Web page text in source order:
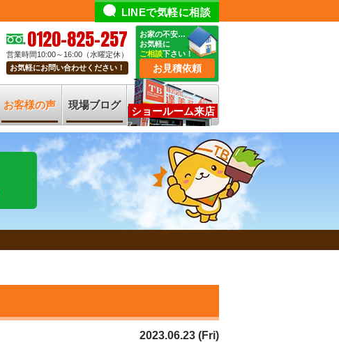
LINEで気軽に相談
0120-825-257
営業時間10:00～16:00（水曜定休）
お気軽にお問い合わせください！
お家の不安…
お気軽に
ご相談下さい！
お見積依頼
お客様の声 現場ブログ
ショールーム来店
2023.06.23 (Fri)